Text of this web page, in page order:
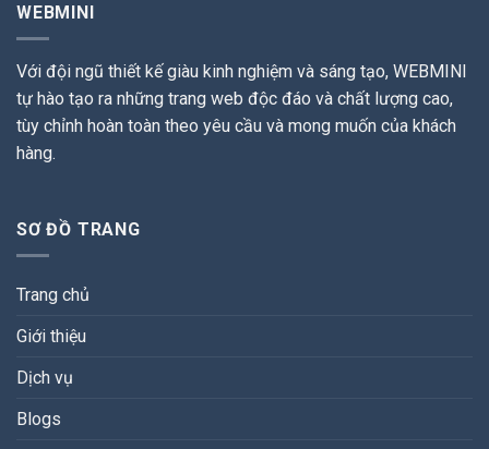
WEBMINI
Với đội ngũ thiết kế giàu kinh nghiệm và sáng tạo, WEBMINI
tự hào tạo ra những trang web độc đáo và chất lượng cao,
tùy chỉnh hoàn toàn theo yêu cầu và mong muốn của khách
hàng.
SƠ ĐỒ TRANG
Trang chủ
Giới thiệu
Dịch vụ
Blogs